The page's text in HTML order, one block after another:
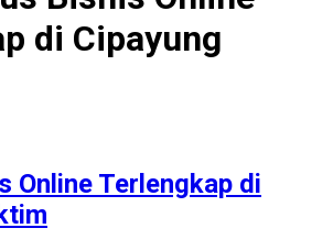
di Cipayung
Online Terlengkap di